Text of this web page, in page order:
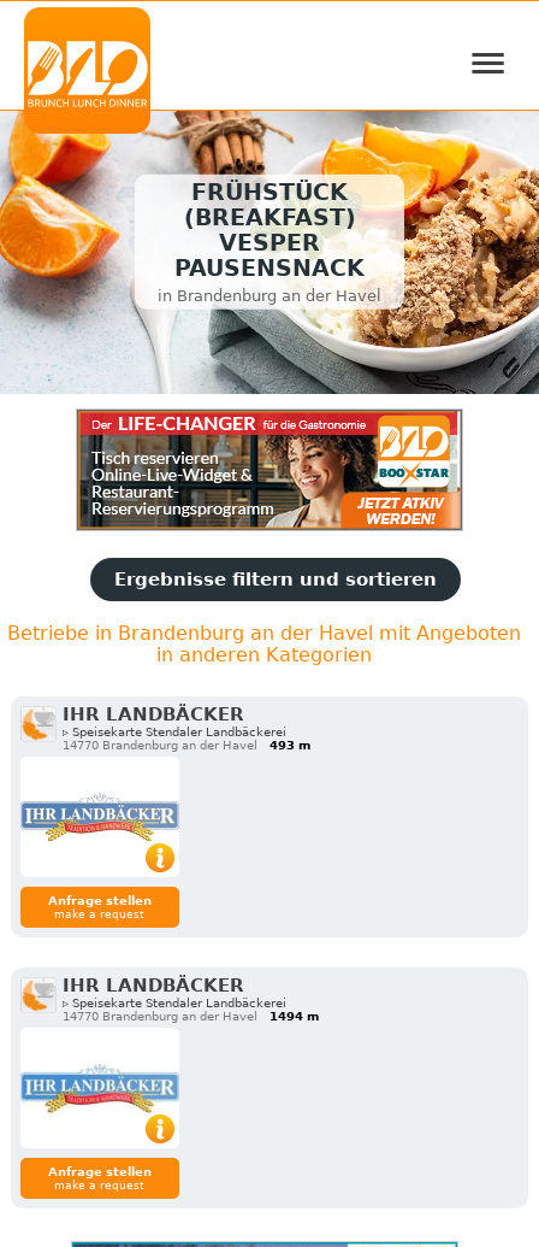
≡
FRÜHSTÜCK
(BREAKFAST)
VESPER
PAUSENSNACK
in Brandenburg an der Havel
Ergebnisse filtern und sortieren
Betriebe in Brandenburg an der Havel mit Angeboten
in anderen Kategorien
IHR LANDBÄCKER
▹ Speisekarte Stendaler Landbäckerei
14770 Brandenburg an der Havel
493 m
Anfrage stellen
make a request
IHR LANDBÄCKER
▹ Speisekarte Stendaler Landbäckerei
14770 Brandenburg an der Havel
1494 m
Anfrage stellen
make a request